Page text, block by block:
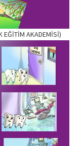
EĞİTİM AKADEMİSİ)